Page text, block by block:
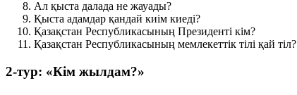
Ал қыста далада не жауады?
Қыста адамдар қандай киім киеді?
Қазақстан Республикасының Президенті кім?
Қазақстан Республикасының мемлекеттік тілі қай тіл?
2-тур: «Кім жылдам?»